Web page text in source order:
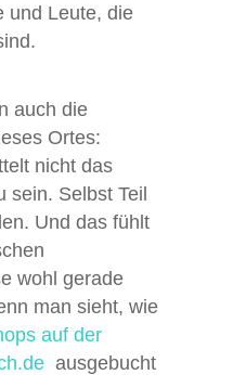
und Leute, die
auch die
Ortes:
nicht das
sein. Selbst Teil
Und das fühlt
wohl gerade
man sieht, wie
auf der
ausgebucht